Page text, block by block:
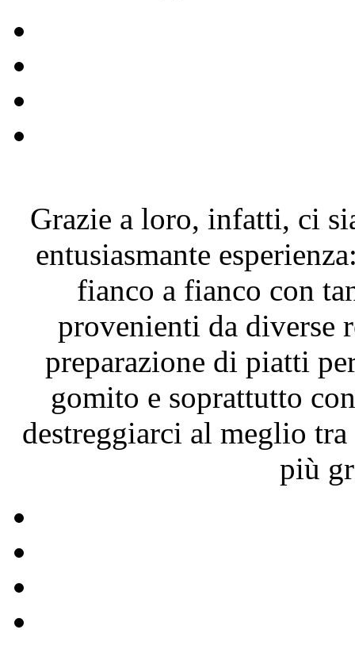
Grazie a loro, infatti, ci
entusiasmante
fianco a fianco con
provenienti da diverse
preparazione di piatti
gomito e soprattutto
destreggiarci al meglio
più